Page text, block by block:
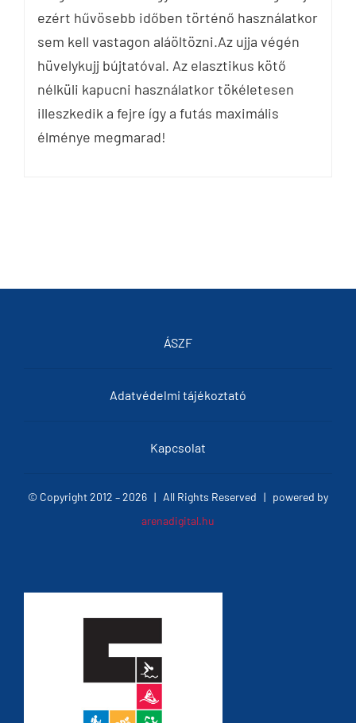
ezért hűvösebb időben történő használatkor
sem kell vastagon aláöltözni.Az ujja végén
hüvelykujj bújtatóval. Az elasztikus kötő
nélküli kapucni használatkor tökéletesen
illeszkedik a fejre így a futás maximális
élménye megmarad!
ÁSZF
Adatvédelmi tájékoztató
Kapcsolat
© Copyright 2012 –2026 | All Rights Reserved | powered by
arenadigital.hu